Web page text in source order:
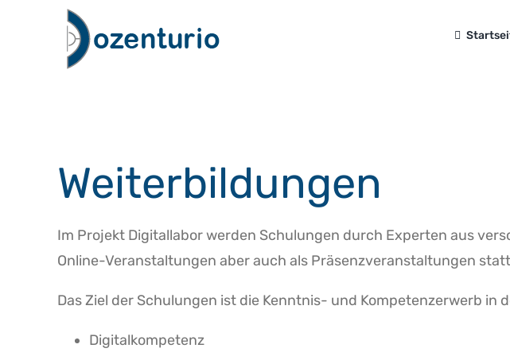
Weiterbildungen
Im Projekt Digitallabor werden Schulungen durch Experten aus
Online-Veranstaltungen aber auch als Präsenzveranstaltungen
Das Ziel der Schulungen ist die Kenntnis- und Kompetenzerwerb in
Digitalkompetenz